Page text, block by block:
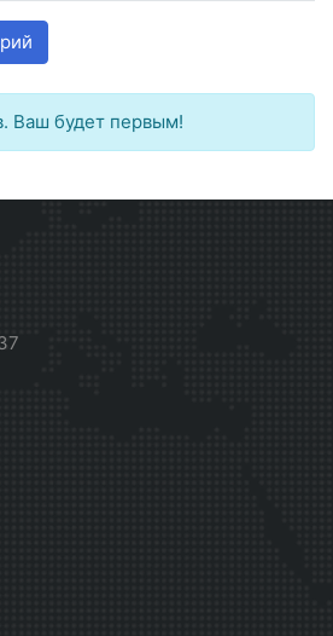
Ваш будет первым!